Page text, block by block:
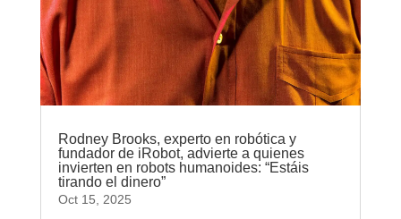
Rodney Brooks, experto en robótica y
fundador de iRobot, advierte a quienes
invierten en robots humanoides: “Estáis
tirando el dinero”
Oct 15, 2025